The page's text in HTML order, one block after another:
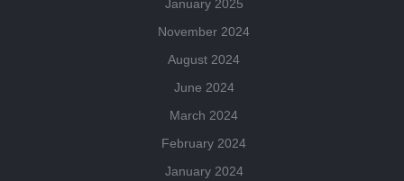
January 2025
November 2024
August 2024
June 2024
March 2024
February 2024
January 2024